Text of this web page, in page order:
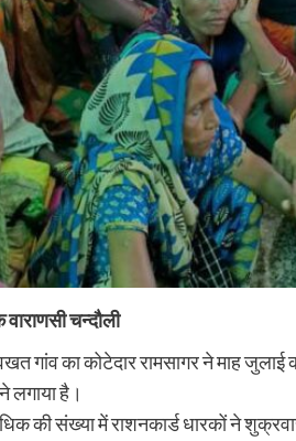
चन्दौली
गांव का कोटेदार रामसागर ने माह
लगाया है।
की संख्या में राशनकार्ड धारकों ने